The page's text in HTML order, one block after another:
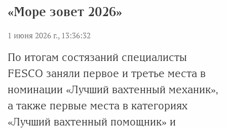
«Море зовет 2026»
1 июня 2026 г., 13:36:32
По итогам состязаний специалисты
FESCO заняли первое и третье места в
номинации «Лучший вахтенный механик»,
а также первые места в категориях
«Лучший вахтенный помощник» и